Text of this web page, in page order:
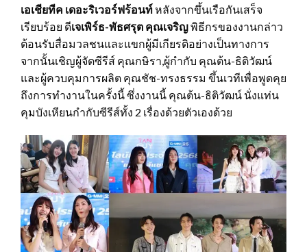
เอเชียทีค เดอะริเวอร์ฟร้อนท์หลังจากขึ้นเรือกันเสร็จ
เรียบร้อย ดีเจเพิร์ธ-พัธศรุต คุณเจริญพิธีกรของงานกล่าว
ต้อนรับสื่อมวลชนและแขกผู้มีเกียรติอย่างเป็นทางการ
จากนั้นเชิญผู้จัดซีรีส์ คุณกษิรา,ผู้กำกับ คุณต้น-ธิติวัฒน์
และผู้ควบคุมการผลิต คุณชัช-ทรงธรรม ขึ้นเวทีเพื่อพูดคุย
ถึงการทำงานในครั้งนี้ ซึ่งงานนี้ คุณต้น-ธิติวัฒน์ นั่งแท่น
คุมบังเหียนกำกับซีรีส์ทั้ง 2 เรื่องด้วยตัวเองด้วย